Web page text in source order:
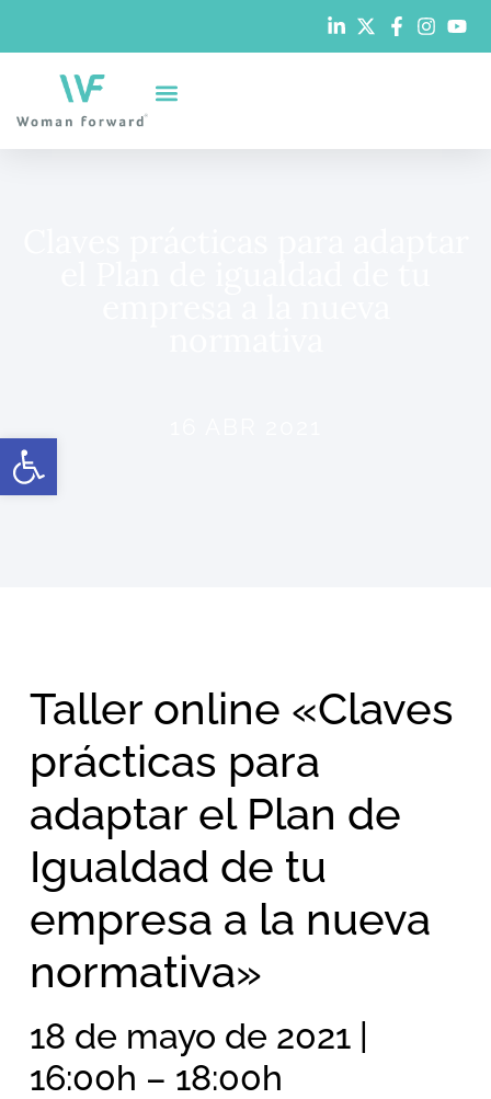
Abrir barra de herramientas
Taller online «Claves
prácticas para
adaptar el Plan de
Igualdad de tu
empresa a la nueva
normativa»
18 de mayo de 2021 |
16:00h – 18:00h